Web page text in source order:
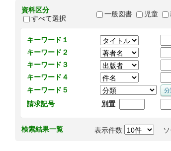
資料区分
すべて選択
一般図書 児童
キーワード１
キーワード２
キーワード３
キーワード４
キーワード５
請求記号
別置
検索結果一覧 表示件数